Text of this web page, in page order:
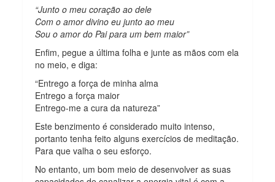
“Junto o meu coração ao dele
Com o amor divino eu junto ao meu
Sou o amor do Pai para um bem maior”
Enfim, pegue a última folha e junte as mãos com ela
no meio, e diga:
“Entrego a força de minha alma
Entrego a força maior
Entrego-me a cura da natureza”
Este benzimento é considerado muito intenso,
portanto tenha feito alguns exercícios de meditação.
Para que valha o seu esforço.
No entanto, um bom meio de desenvolver as suas